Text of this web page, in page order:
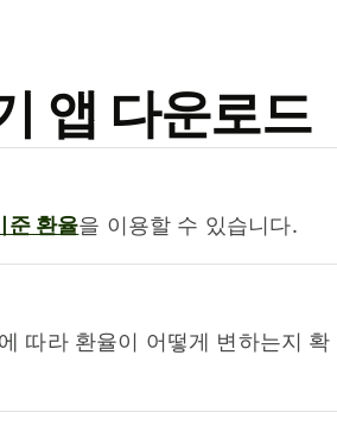
앱 다운로드
준 환율을 이용할 수 있습니다.
따라 환율이 어떻게 변하는지 확